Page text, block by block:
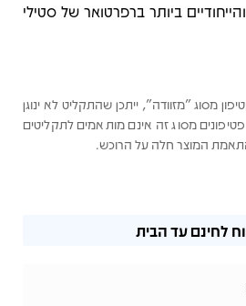
ביותר ברפרטואר של סטילי
מסוג "מזוודה", ייתכן שהתקליט לא ינוגן
מסוג זה אינם מותאמים לתקליטים
התאמת המוצר חלה על הרוכש.
לחינם עד הבית